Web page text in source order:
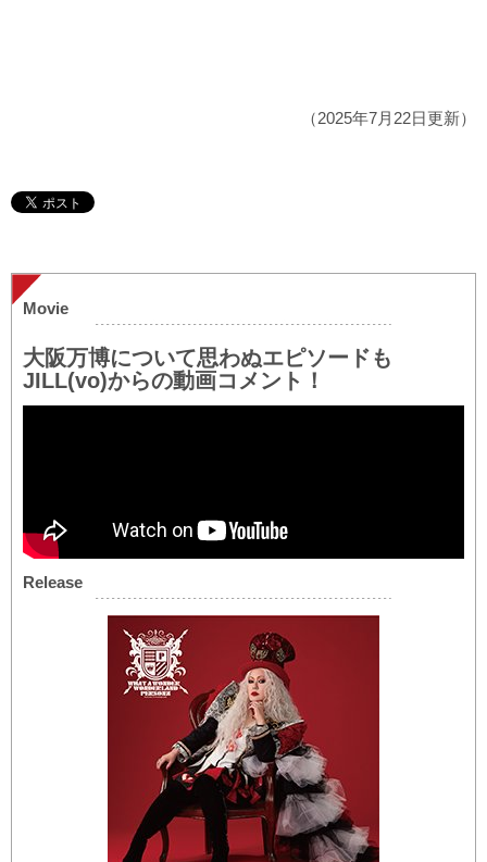
（2025年7月22日更新）
Movie
大阪万博について思わぬエピソードも
JILL(vo)からの動画コメント！
Release